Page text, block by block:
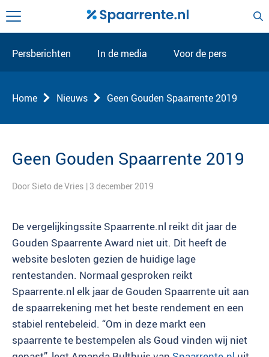
Persberichten In de media Voor de pers
Home Nieuws Geen Gouden Spaarrente 2019
Geen Gouden Spaarrente 2019
Door Sieto de Vries | 3 december 2019
De vergelijkingssite Spaarrente.nl reikt dit jaar de
Gouden Spaarrente Award niet uit. Dit heeft de
website besloten gezien de huidige lage
rentestanden. Normaal gesproken reikt
Spaarrente.nl elk jaar de Gouden Spaarrente uit aan
de spaarrekening met het beste rendement en een
stabiel rentebeleid. “Om in deze markt een
spaarrente te bestempelen als Goud vinden wij niet